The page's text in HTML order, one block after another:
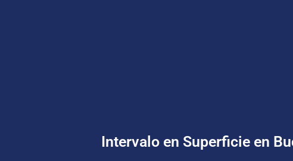
Intervalo en Superficie en